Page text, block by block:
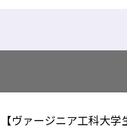
【ヴァージニア工科大